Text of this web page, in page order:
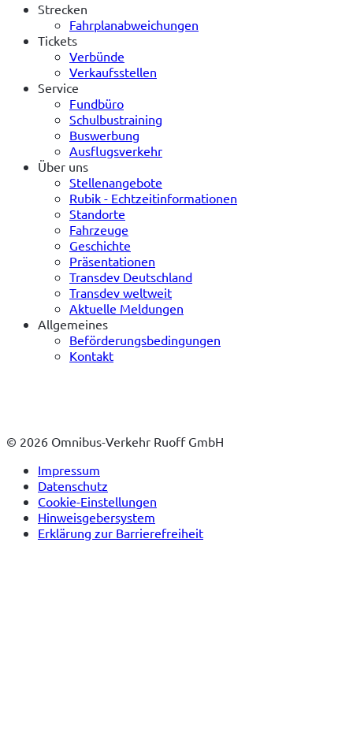
Strecken
Fahrplanabweichungen
Tickets
Verbünde
Verkaufsstellen
Service
Fundbüro
Schulbustraining
Buswerbung
Ausflugsverkehr
Über uns
Stellenangebote
Rubik - Echtzeitinformationen
Standorte
Fahrzeuge
Geschichte
Präsentationen
Transdev Deutschland
Transdev weltweit
Aktuelle Meldungen
Allgemeines
Beförderungsbedingungen
Kontakt
© 2026 Omnibus-Verkehr Ruoff GmbH
Impressum
Datenschutz
Cookie-Einstellungen
Hinweisgebersystem
Erklärung zur Barrierefreiheit